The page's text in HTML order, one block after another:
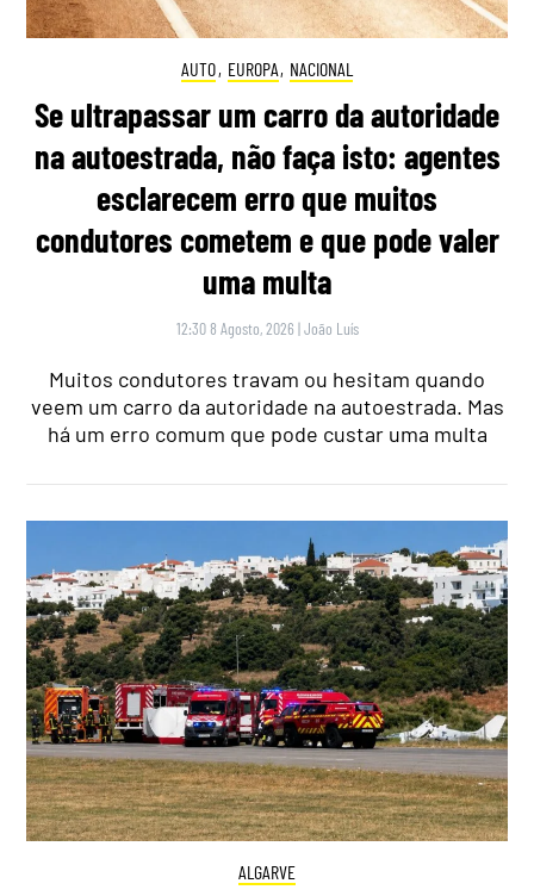
AUTO, EUROPA, NACIONAL
Se ultrapassar um carro da autoridade
na autoestrada, não faça isto: agentes
esclarecem erro que muitos
condutores cometem e que pode valer
uma multa
12:30 8 Agosto, 2026 |João Luís
Muitos condutores travam ou hesitam quando
veem um carro da autoridade na autoestrada. Mas
há um erro comum que pode custar uma multa
ALGARVE